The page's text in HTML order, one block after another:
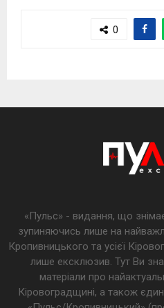
0
«Пульс» - видання, що
зупиняючись лише на
Кропивницького та усієї
лише ексклюзив. Тут Ви
матеріали про
Кіровоградщині, а також